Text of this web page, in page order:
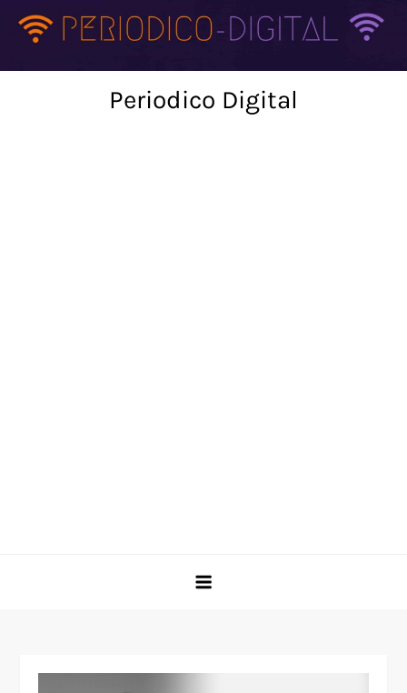
Skip
Periodico Digital